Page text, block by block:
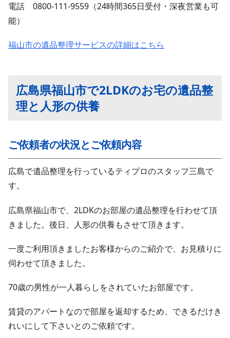
電話 0800-111-9559（24時間365日受付・深夜営業も可
能）
福山市の遺品整理サービスの詳細はこちら
広島県福山市で2LDKのお宅の遺品整
理と人形の供養
ご依頼者の状況とご依頼内容
広島で遺品整理を行っているティプロのスタッフ三島で
す。
広島県福山市で、2LDKのお部屋の遺品整理を行わせて頂
きました。後日、人形の供養もさせて頂きます。
一度ご利用頂きましたお客様からのご紹介で、お見積りに
伺わせて頂きました。
70歳の男性が一人暮らしをされていたお部屋です。
賃貸のアパートなので部屋を返却するため、できるだけき
れいにして下さいとのご依頼です。